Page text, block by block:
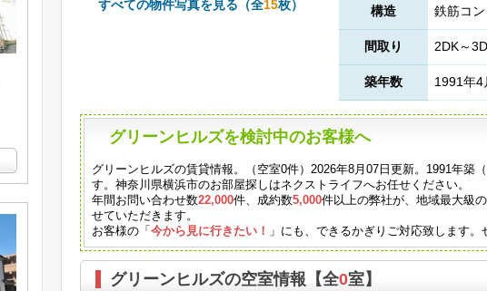
すべての物件写真を見る（全15枚） 構造 鉄筋コ
間取り 2DK～
築年数 1991年4
グリーンヒルズを検討中のお客様へ
グリーンヒルズの賃貸情報。（空室0件）2026年8月07日更新。1991年築
す。神奈川県横浜市のお部屋探しはネクストライフへお任せください。
年間お問い合わせ数22,000件、成約数5,000件以上の弊社が、地域最大級
せていただきます。
お客様の「今から見に行きたい！ 」にも、できるかぎりご対応致します
グリーンヒルズの空室情報【全0室】